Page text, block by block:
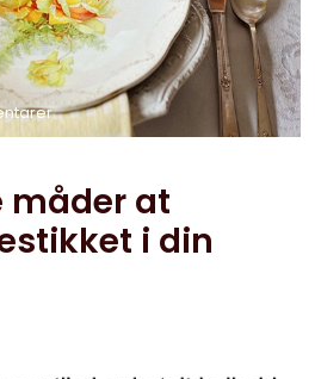
måder at
i din